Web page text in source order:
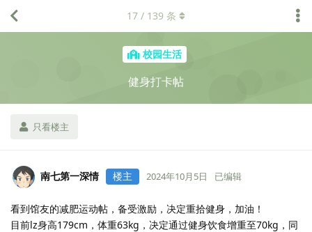
校园生活
健身打卡帖
只看楼主
17 / 139 条
南七第一深情 楼主 2024年10月5日 已编辑
看到馆友的减肥运动帖，备受激励，决定重拾健身，加油！
目前lz身高179cm，体重63kg，决定通过健身饮食增重至70kg，同